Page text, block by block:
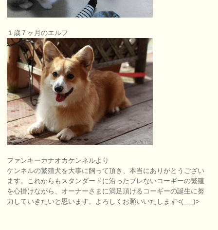
１歳７ヶ月のエルフ
ファンキーカナオカケンネルより
ケンネルの繁殖犬を大事に飼って頂き、本当にありがとうござい
ます。これからもスタンダードに沿ったブレないコーギーの繁殖
を心掛けながら、オーナーさまに満足頂けるコーギーの誕生に努
力していきたいと思います。よろしくお願いいたします<(_ _)>